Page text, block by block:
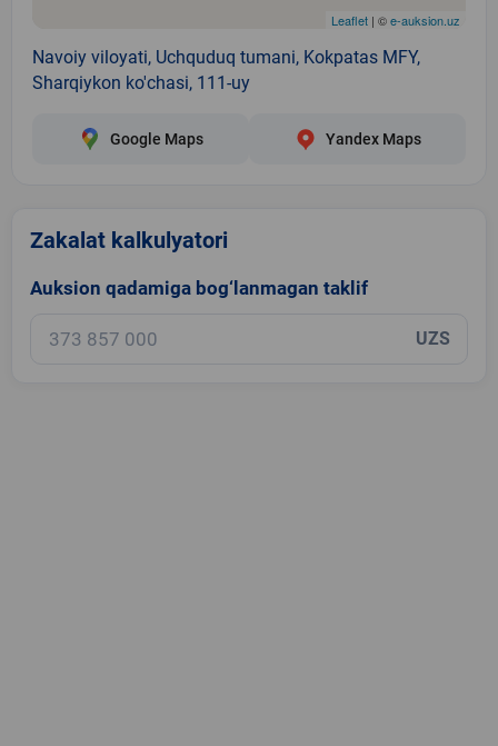
Leaflet | ©e-auksion.uz
Navoiy viloyati, Uchquduq tumani, Kokpatas MFY,
Sharqiykon ko'chasi, 111-uy
Google Maps Yandex Maps
Zakalat kalkulyatori
Auksion qadamiga bog‘lanmagan taklif
UZS